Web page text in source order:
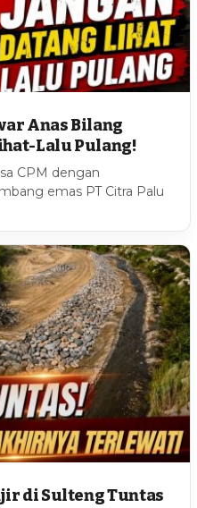
Anas Bilang
Lalu Pulang!
CPM dengan
emas PT Citra Palu
di Sulteng Tuntas